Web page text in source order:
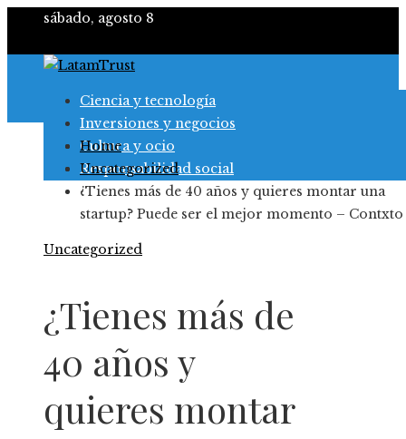
sábado, agosto 8
Ciencia y tecnología
Inversiones y negocios
Cultura y ocio
Responsabilidad social
Home
Uncategorized
¿Tienes más de 40 años y quieres montar una
startup? Puede ser el mejor momento – Contxto
Uncategorized
¿Tienes más de
40 años y
quieres montar